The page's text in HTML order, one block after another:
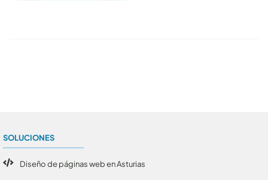
SOLUCIONES
Diseño de páginas web en Asturias